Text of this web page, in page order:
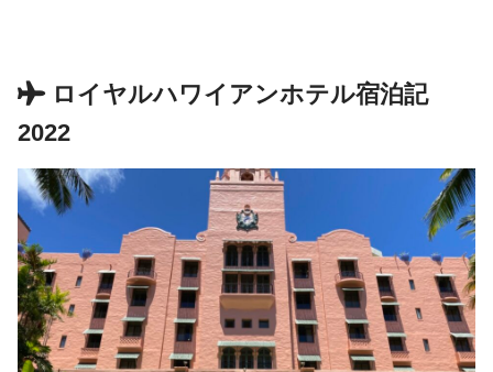
ロイヤルハワイアンホテル宿泊記
2022